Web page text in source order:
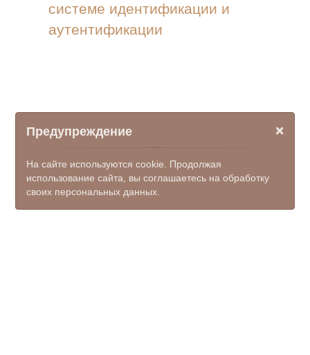
системе идентификации и
аутентификации
×
Предупреждение
На сайте используются cookie. Продолжая
использование сайта, вы соглашаетесь на обработку
своих персональных данных.